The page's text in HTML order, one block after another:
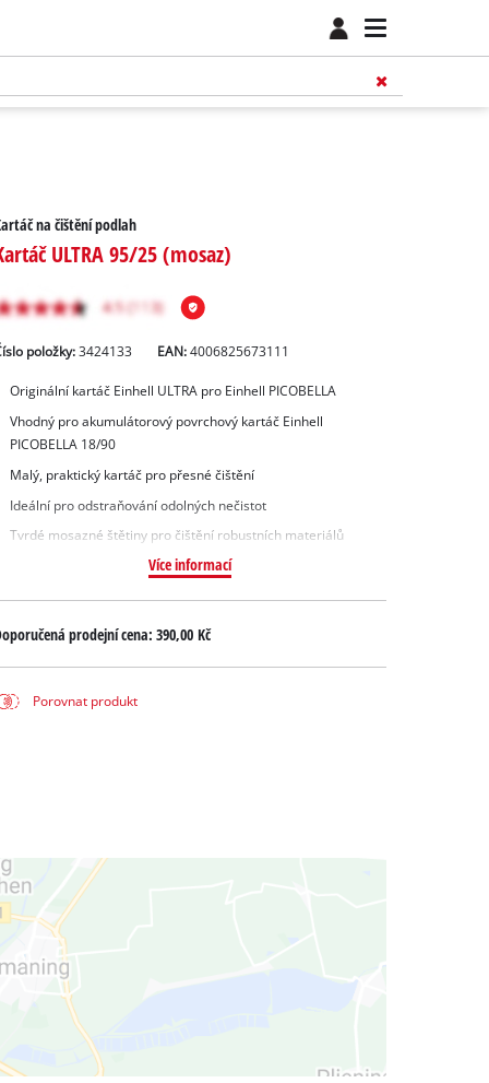
na čištění podlah
ULTRA 95/25 (mosaz)
položky: 3424133 EAN:4006825673111
Originální kartáč Einhell ULTRA pro Einhell PICOBELLA
Vhodný pro akumulátorový povrchový kartáč Einhell
PICOBELLA 18/90
Malý, praktický kartáč pro přesné čištění
Ideální pro odstraňování odolných nečistot
Tvrdé mosazné štětiny pro čištění robustních materiálů
Více informací
prodejní cena: 390,00 Kč
Porovnat produkt